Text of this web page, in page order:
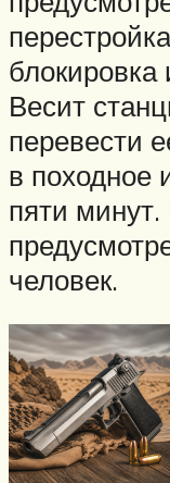
блокировка
Весит
перевести
в походное
пяти
человек.